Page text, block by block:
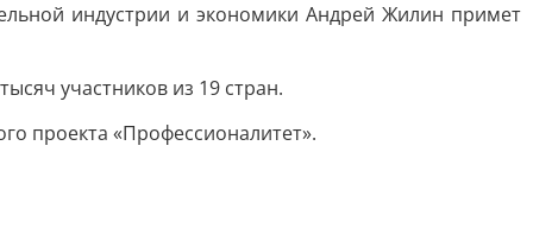
индустрии и экономики Андрей Жилин примет
участников из 19 стран.
проекта «Профессионалитет».